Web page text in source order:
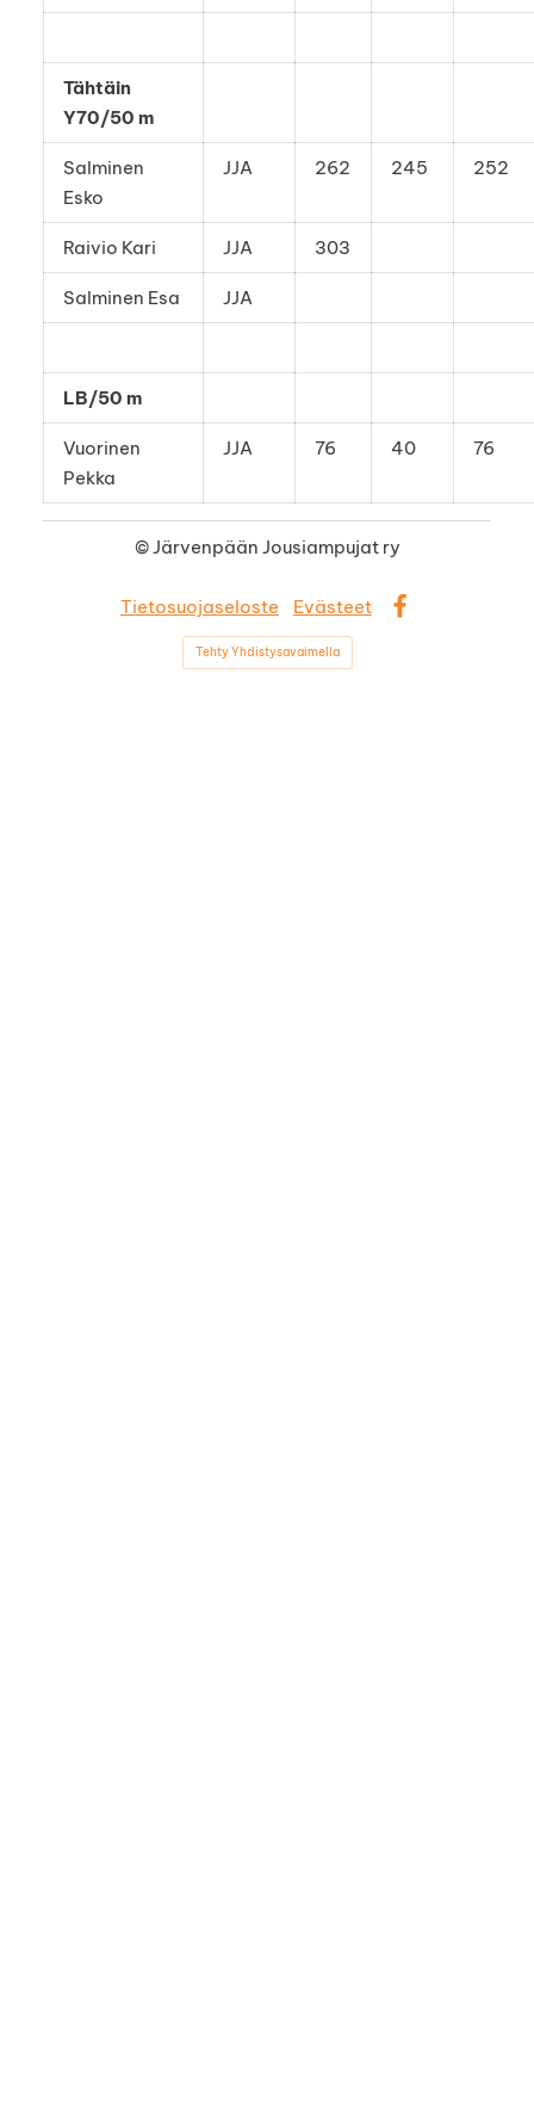
Tähtäin
Y70/50 m
Salminen
Esko
JJA 262 245 252
Raivio Kari JJA 303
Salminen Esa JJA
LB/50 m
Vuorinen
Pekka
JJA 76 40 76
©Järvenpään Jousiampujat ry
Tietosuojaseloste
Evästeet
Tehty Yhdistysavaimella